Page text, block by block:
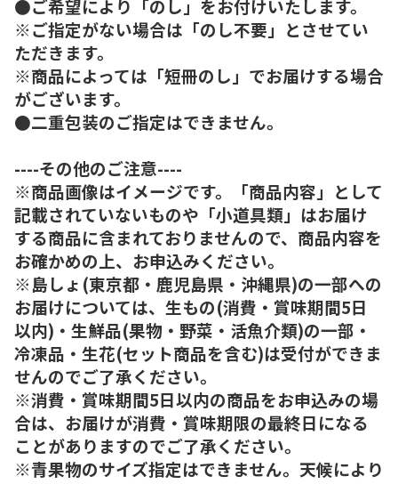
●ご希望により「のし」をお付けいたします。
※ご指定がない場合は「のし不要」とさせてい
ただきます。
※商品によっては「短冊のし」でお届けする場合
がございます。
●二重包装のご指定はできません。
----その他のご注意----
※商品画像はイメージです。「商品内容」として
記載されていないものや「小道具類」はお届け
する商品に含まれておりませんので、商品内容を
お確かめの上、お申込みください。
※島しょ(東京都・鹿児島県・沖縄県)の一部への
お届けについては、生もの(消費・賞味期間5日
以内)・生鮮品(果物・野菜・活魚介類)の一部・
冷凍品・生花(セット商品を含む)は受付ができま
せんのでご了承ください。
※消費・賞味期間5日以内の商品をお申込みの場
合は、お届けが消費・賞味期限の最終日になる
ことがありますのでご了承ください。
※青果物のサイズ指定はできません。天候により